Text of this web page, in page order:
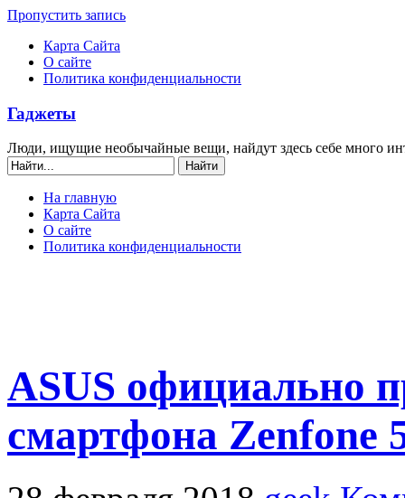
Пропустить запись
Карта Сайта
О сайте
Политика конфиденциальности
Гаджеты
Люди, ищущие необычайные вещи, найдут здесь себе много
На главную
Карта Сайта
О сайте
Политика конфиденциальности
ASUS официально
смартфона Zenfone